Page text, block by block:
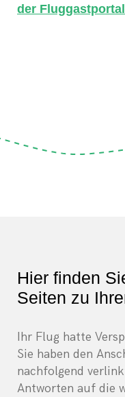
der
Hier finden
Seiten zu
Ihr Flug hatte
Sie haben den
nachfolgend
Antworten auf die